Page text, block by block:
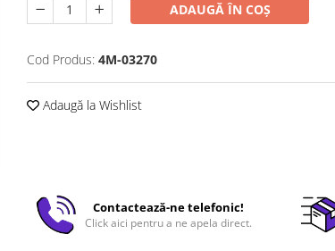
ADAUGĂ ÎN COȘ
Cod Produs: 4M-03270
Adaugă la Wishlist
Contactează-ne telefonic!
Click aici pentru a ne apela direct.